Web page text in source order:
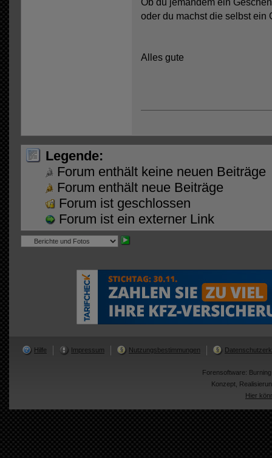
Ob du jemandem ein
oder du machst die selbst
Alles gute
Legende:
Forum enthält keine neuen Beiträge
Forum enthält neue Beiträge
Forum ist geschlossen
Forum ist ein externer Link
Hilfe Impressum Nutzungsbestimmungen
Forensoftware:
Konzept,
Hier